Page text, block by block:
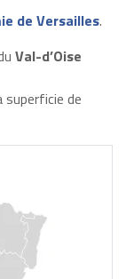
de Versailles.
Val-d’Oise
de